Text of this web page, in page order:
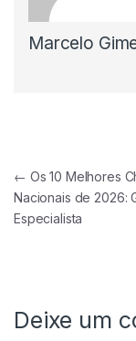
Marcelo
Navegação
← Os 10 Melhores
Nacionais de 2026:
Especialista
Deixe um